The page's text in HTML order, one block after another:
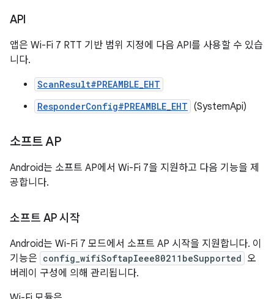
API
앱은 Wi-Fi 7 RTT 기반 범위 지정에 다음 API를 사용할 수 있습
니다.
ScanResult#PREAMBLE_EHT
ResponderConfig#PREAMBLE_EHT (SystemApi)
소프트 AP
Android는 소프트 AP에서 Wi-Fi 7을 지원하고 다음 기능을 제
공합니다.
소프트 AP 시작
Android는 Wi-Fi 7 모드에서 소프트 AP 시작을 지원합니다. 이
기능은 config_wifiSoftapIeee80211beSupported 오
버레이 구성에 의해 관리됩니다.